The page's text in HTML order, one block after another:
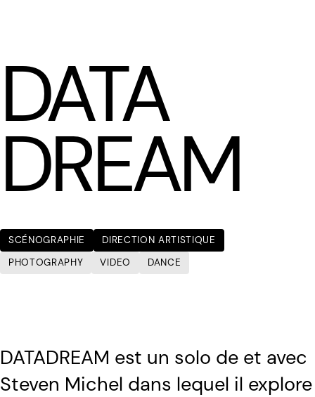
DATA
DREAM
SCÉNOGRAPHIE
DIRECTION ARTISTIQUE
PHOTOGRAPHY
VIDEO DANCE
DATADREAM est un solo de et avec
Steven Michel dans lequel il explore